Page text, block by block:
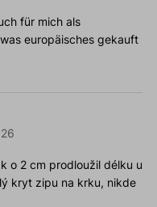
für mich als
europäisches gekauft
o 2 cm prodloužil délku u
kryt zipu na krku, nikde